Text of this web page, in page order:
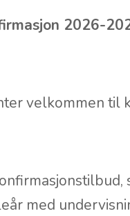
2026-
velkommen til
med